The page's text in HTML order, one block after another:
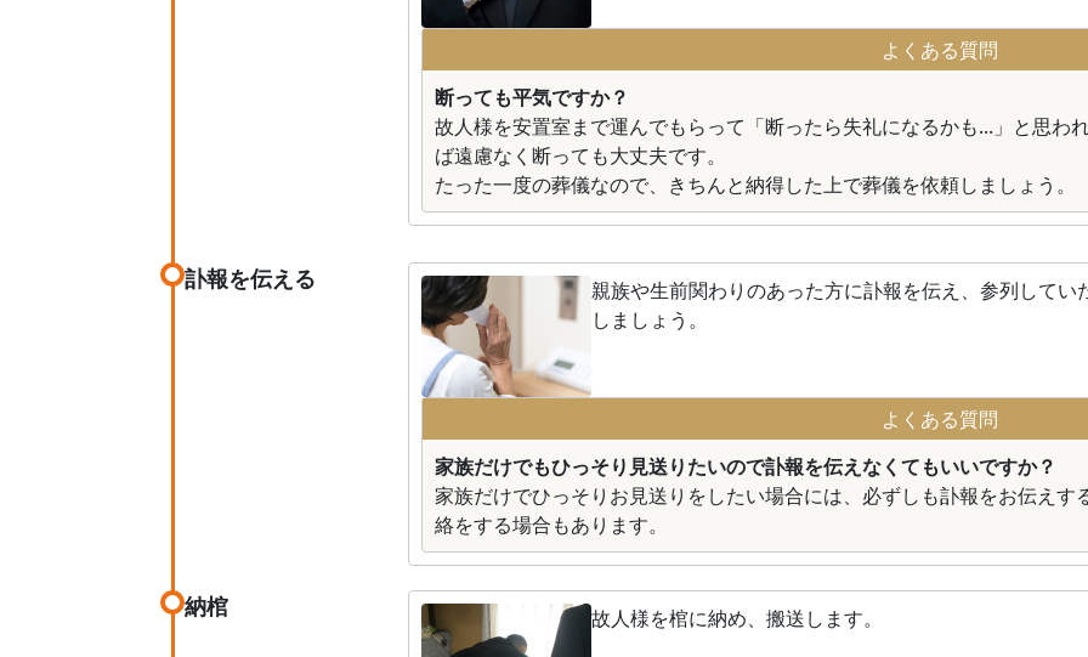
よくある質問
断っても平気ですか？
故人様を安置室まで運んでもらって「断ったら失礼になるかも...」と思わ
ば遠慮なく断っても大丈夫です。
たった一度の葬儀なので、きちんと納得した上で葬儀を依頼しましょう。
訃報を伝える
親族や生前関わりのあった方に訃報を伝え、参列して
しましょう。
よくある質問
家族だけでもひっそり見送りたいので訃報を伝えなくてもいいですか？
家族だけでひっそりお見送りをしたい場合には、必ずしも訃報をお伝え
絡をする場合もあります。
納棺 故人様を棺に納め、搬送します。